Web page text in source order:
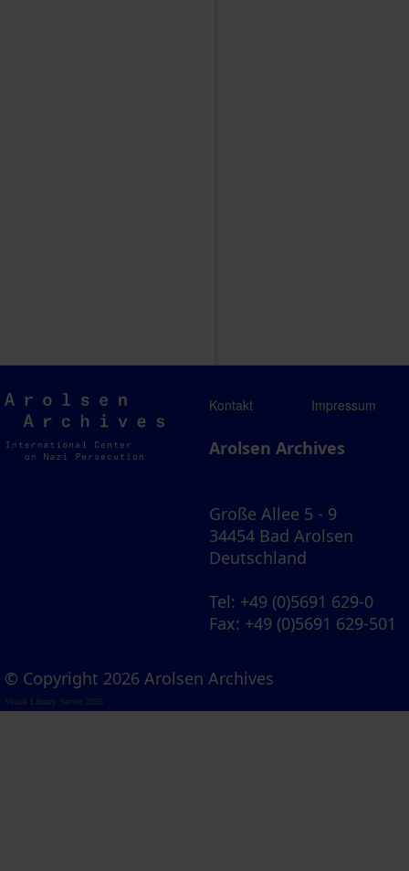
Arolsen
Archives
Kontakt Impressum
Arolsen Archives
Große Allee 5 - 9
34454 Bad Arolsen
Deutschland
Tel: +49 (0)5691 629-0
Fax: +49 (0)5691 629-501
© Copyright 2026 Arolsen Archives
Visual Library Server 2026